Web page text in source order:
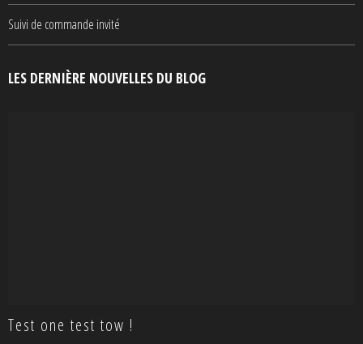
Suivi de commande invité
LES DERNIÈRE NOUVELLES DU BLOG
Test one test tow !